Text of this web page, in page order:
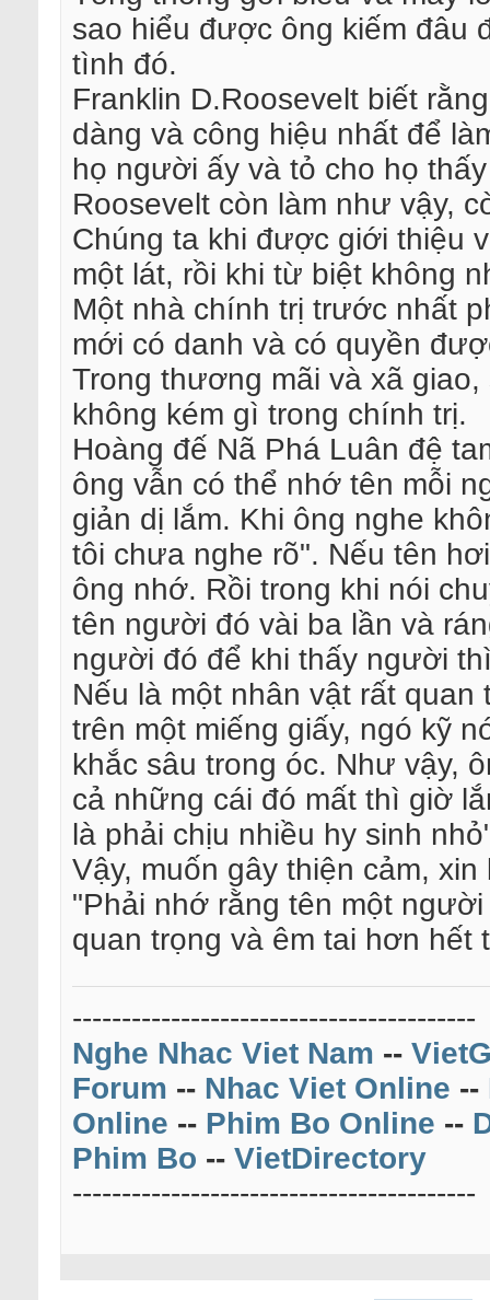
sao hiểu được ông kiếm đâu
tình đó.
Franklin D.Roosevelt biết
dàng và công hiệu nhất để
họ người ấy và tỏ cho họ
Roosevelt còn làm như vậy,
Chúng ta khi được giới thiệu
một lát, rồi khi từ biệt không
Một nhà chính trị trước nhất
mới có danh và có quyền
Trong thương mãi và xã
không kém gì trong chính trị.
Hoàng đế Nã Phá Luân đệ
ông vẫn có thể nhớ tên mỗi
giản dị lắm. Khi ông nghe
tôi chưa nghe rõ". Nếu tên
ông nhớ. Rồi trong khi nói
tên người đó vài ba lần và
người đó để khi thấy người
Nếu là một nhân vật rất
trên một miếng giấy, ngó kỹ
khắc sâu trong óc. Như vậy,
cả những cái đó mất thì giờ
là phải chịu nhiều hy sinh
Vậy, muốn gây thiện cảm,
"Phải nhớ rằng tên một
quan trọng và êm tai hơn hết
-----------------------------------------
Nghe Nhac Viet Nam --
Forum -- Nhac Viet Online --
Online -- Phim Bo Online --
Phim Bo -- VietDirectory
-----------------------------------------